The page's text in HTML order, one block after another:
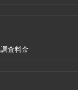
調査料金